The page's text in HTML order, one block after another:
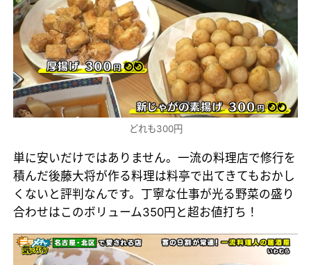
どれも300円
単に安いだけではありません。一流の料理店で修行を
積んだ後藤大将が作る料理は料亭で出てきてもおかし
くないと評判なんです。丁寧な仕事が光る野菜の盛り
合わせはこのボリューム350円と超お値打ち！